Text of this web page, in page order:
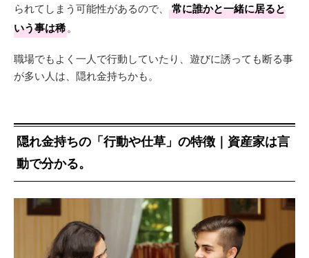
られてしまう可能性があるので、
常に誰かと一緒に居ると
いう事は稀。
職場でもよく一人で行動していたり、遊びに誘っても断る事
が多い人は、隠れ金持ちかも。
隠れ金持ちの「行動や仕草」の特徴｜資産家は言
動で分かる。